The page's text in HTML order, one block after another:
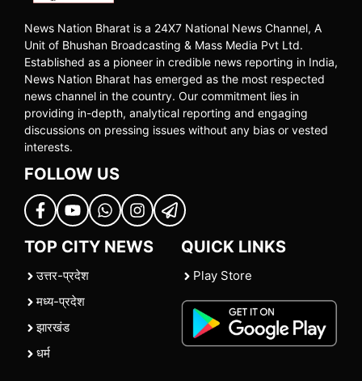
News Nation Bharat is a 24X7 National News Channel, A
Unit of Bhushan Broadcasting & Mass Media Pvt Ltd.
Established as a pioneer in credible news reporting in India,
News Nation Bharat has emerged as the most respected
news channel in the country. Our commitment lies in
providing in-depth, analytical reporting and engaging
discussions on pressing issues without any bias or vested
interests.
FOLLOW US
TOP CITY NEWS
उत्तर-प्रदेश
मध्य-प्रदेश
झारखंड
धर्म
QUICK LINKS
Play Store